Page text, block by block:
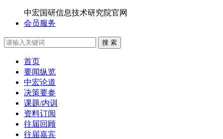
中宏国研信息技术研究院官网
会员服务
搜 索
首页
要闻纵览
中宏论道
决策要参
课题/内训
资料订阅
往届回顾
往届嘉宾